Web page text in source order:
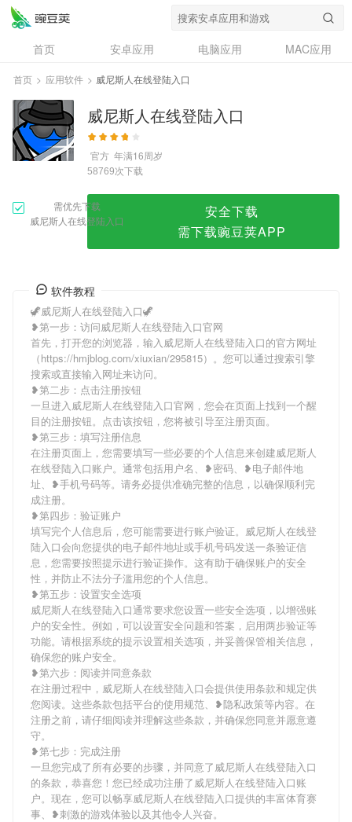
威尼斯人在线登陆入口
首页 安卓应用 电脑应用
MAC应用
资讯
专题
问答
首页 > 应用软件 > 威尼斯人在线登陆入口
威尼斯人在线登陆入口
官方 年满16周岁
58769次下载
需优先下载
威尼斯人在线登陆入口
安全下载
需下载豌豆荚APP
软件教程
🦖威尼斯人在线登陆入口🦖
❥第一步：访问威尼斯人在线登陆入口官网
首先，打开您的浏览器，输入威尼斯人在线登陆入口的官方网址
（https://hmjblog.com/xiuxian/295815）。您可以通过搜索引擎
搜索或直接输入网址来访问。
❥第二步：点击注册按钮
一旦进入威尼斯人在线登陆入口官网，您会在页面上找到一个醒
目的注册按钮。点击该按钮，您将被引导至注册页面。
❥第三步：填写注册信息
在注册页面上，您需要填写一些必要的个人信息来创建威尼斯人
在线登陆入口账户。通常包括用户名、❥密码、❥电子邮件地
址、❥手机号码等。请务必提供准确完整的信息，以确保顺利完
成注册。
❥第四步：验证账户
填写完个人信息后，您可能需要进行账户验证。威尼斯人在线登
陆入口会向您提供的电子邮件地址或手机号码发送一条验证信
息，您需要按照提示进行验证操作。这有助于确保账户的安全
性，并防止不法分子滥用您的个人信息。
❥第五步：设置安全选项
威尼斯人在线登陆入口通常要求您设置一些安全选项，以增强账
户的安全性。例如，可以设置安全问题和答案，启用两步验证等
功能。请根据系统的提示设置相关选项，并妥善保管相关信息，
确保您的账户安全。
❥第六步：阅读并同意条款
在注册过程中，威尼斯人在线登陆入口会提供使用条款和规定供
您阅读。这些条款包括平台的使用规范、❥隐私政策等内容。在
注册之前，请仔细阅读并理解这些条款，并确保您同意并愿意遵
守。
❥第七步：完成注册
一旦您完成了所有必要的步骤，并同意了威尼斯人在线登陆入口
的条款，恭喜您！您已经成功注册了威尼斯人在线登陆入口账
户。现在，您可以畅享威尼斯人在线登陆入口提供的丰富体育赛
事、❥刺激的游戏体验以及其他令人兴奋。